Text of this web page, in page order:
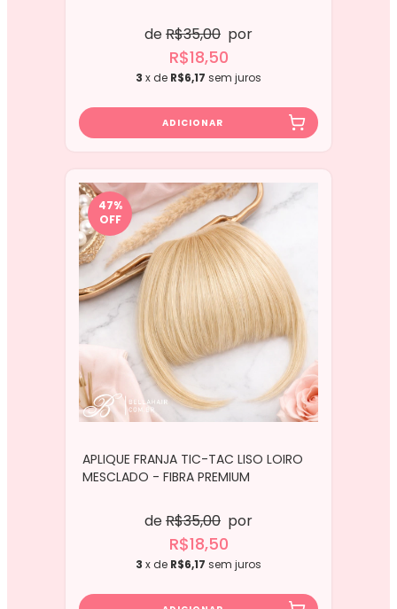
deR$35,00 por
R$18,50
3 x de R$6,17 sem juros
47%
OFF
APLIQUE FRANJA TIC-TAC LISO LOIRO
MESCLADO - FIBRA PREMIUM
deR$35,00 por
R$18,50
3 x de R$6,17 sem juros